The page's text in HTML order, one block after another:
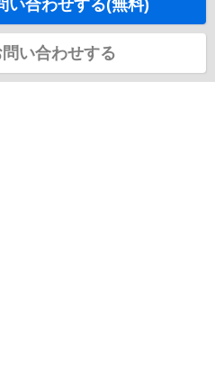
い合わせする(無料)
い合わせする